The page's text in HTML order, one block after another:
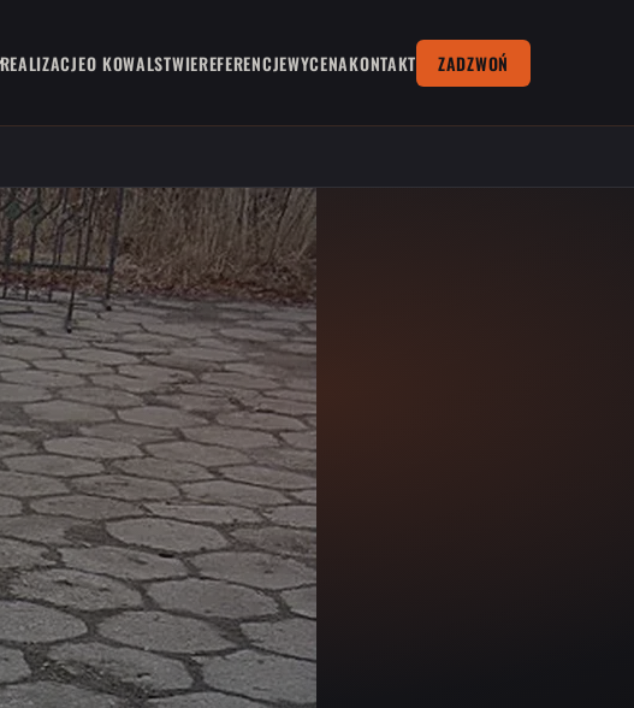
REALIZACJEO KOWALSTWIEREFERENCJEWYCENAKONTAKT ZADZWOŃ